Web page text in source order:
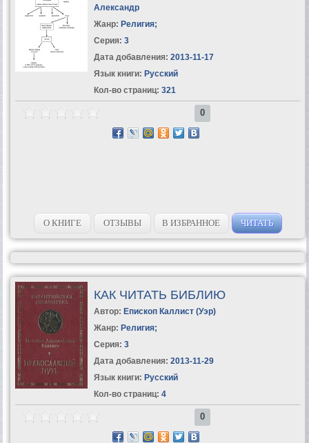
Александр
Жанр: Религия;
Серия: 3
Дата добавления: 2013-11-17
Язык книги: Русский
Кол-во страниц: 321
0
О КНИГЕ ОТЗЫВЫ В ИЗБРАННОЕ ЧИТАТЬ
КАК ЧИТАТЬ БИБЛИЮ
Автор: Епископ Каллист (Уэр)
Жанр: Религия;
Серия: 3
Дата добавления: 2013-11-29
Язык книги: Русский
Кол-во страниц: 4
0